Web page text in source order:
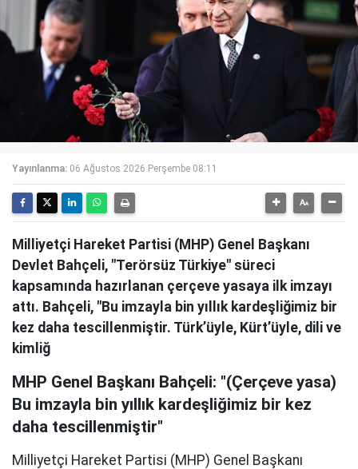
Yayınlanma: 06 Ağustos 2026 Perşembe 08:11
Milliyetçi Hareket Partisi (MHP) Genel Başkanı
Devlet Bahçeli, "Terörsüz Türkiye" süreci
kapsamında hazırlanan çerçeve yasaya ilk imzayı
attı. Bahçeli, "Bu imzayla bin yıllık kardeşliğimiz bir
kez daha tescillenmiştir. Türk’üyle, Kürt’üyle, dili ve
kimliğ
MHP Genel Başkanı Bahçeli: "(Çerçeve yasa)
Bu imzayla bin yıllık kardeşliğimiz bir kez
daha tescillenmiştir"
Milliyetçi Hareket Partisi (MHP) Genel Başkanı